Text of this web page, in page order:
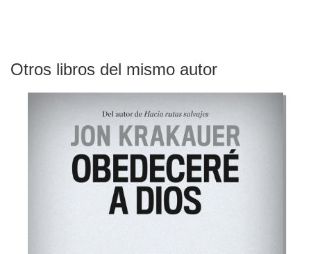
Otros libros del mismo autor